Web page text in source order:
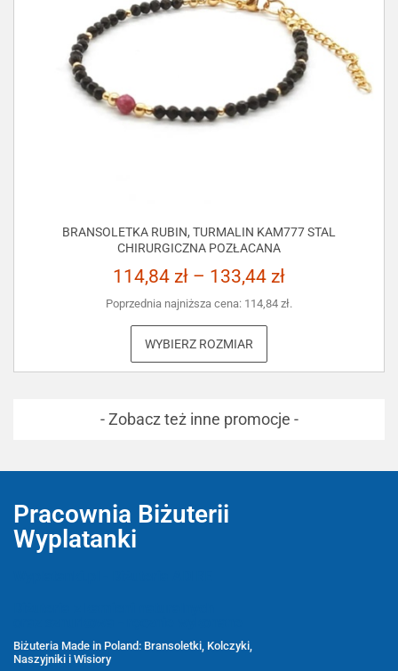
BRANSOLETKA RUBIN, TURMALIN KAM777 STAL
CHIRURGICZNA POZŁACANA
114,84 zł – 133,44 zł
Poprzednia najniższa cena: 114,84 zł.
WYBIERZ ROZMIAR
- Zobacz też inne promocje -
Pracownia Biżuterii
Wyplatanki
Biżuteria Made in Poland: Bransoletki, Kolczyki,
Naszyjniki i Wisiory